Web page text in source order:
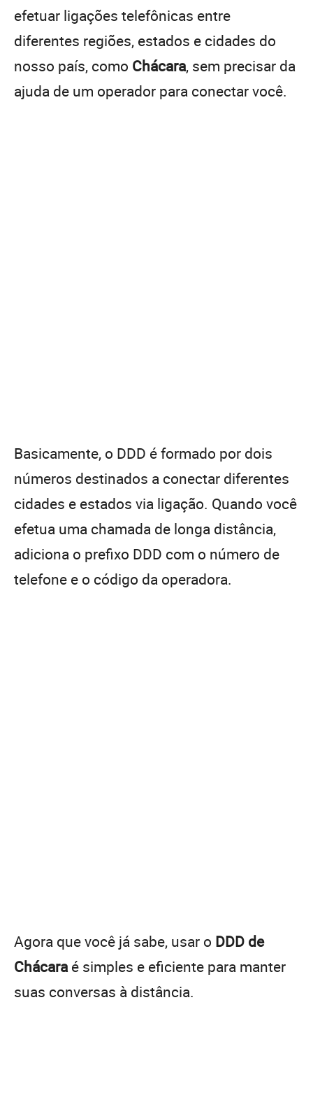
efetuar ligações telefônicas entre
diferentes regiões, estados e cidades do
nosso país, como Chácara, sem precisar da
ajuda de um operador para conectar você.
Basicamente, o DDD é formado por dois
números destinados a conectar diferentes
cidades e estados via ligação. Quando você
efetua uma chamada de longa distância,
adiciona o prefixo DDD com o número de
telefone e o código da operadora.
Agora que você já sabe, usar o DDD de
Chácara é simples e eficiente para manter
suas conversas à distância.